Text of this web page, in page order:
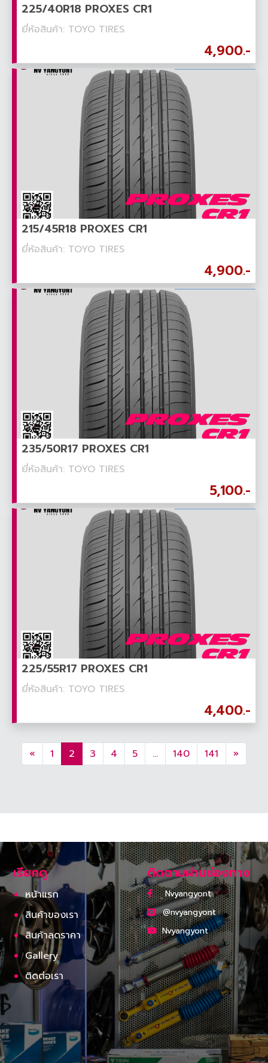
225/40R18 PROXES CR1
ยี่ห้อสินค้า: TOYO TIRES
4,900.-
215/45R18 PROXES CR1
ยี่ห้อสินค้า: TOYO TIRES
4,900.-
235/50R17 PROXES CR1
ยี่ห้อสินค้า: TOYO TIRES
5,100.-
225/55R17 PROXES CR1
ยี่ห้อสินค้า: TOYO TIRES
4,400.-
« 1 2 3 4 5 ... 140 141 »
เรียกดู
หน้าแรก
สินค้าของเรา
สินค้าลดราคา
Gallery
ติดต่อเรา
ติดตามผ่านช่องทาง
Nvyangyont
@nvyangyont
Nvyangyont